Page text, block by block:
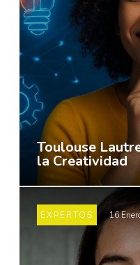
Toulouse
la Creatividad
EXPERTOS 16